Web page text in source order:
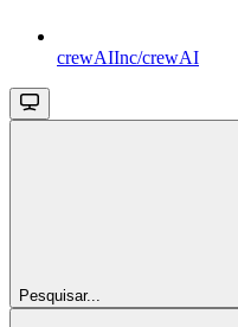
crewAIInc/crewAI
Pesquisar...